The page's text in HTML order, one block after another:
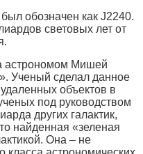
обозначен как J2240.
световых лет от
астрономом Мишей
Ученый сделал данное
объектов в
под руководством
других галактик,
найденная «зеленая
Она – не